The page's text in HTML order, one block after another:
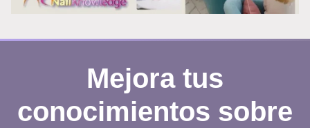
Mejora tus
conocimientos sobre